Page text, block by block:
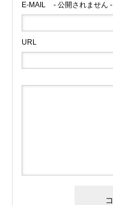
E-MAIL - 公開されません -
URL